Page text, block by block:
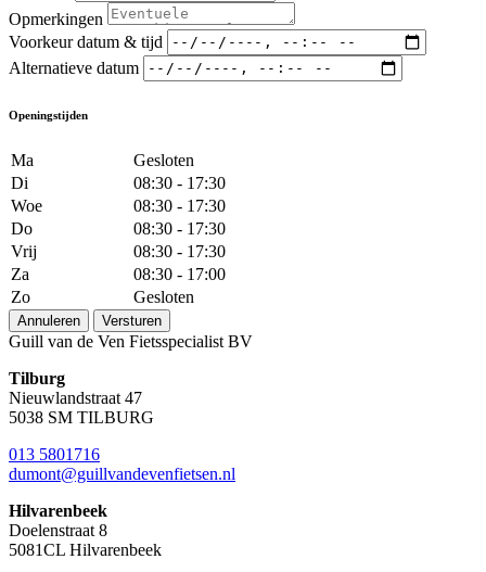
Opmerkingen
Voorkeur datum & tijd
Alternatieve datum
Openingstijden
Ma
Gesloten
Di
08:30 - 17:30
Woe
08:30 - 17:30
Do
08:30 - 17:30
Vrij
08:30 - 17:30
Za
08:30 - 17:00
Zo
Gesloten
Annuleren Versturen
Guill van de Ven Fietsspecialist BV
Tilburg
Nieuwlandstraat 47
5038 SM TILBURG
013 5801716
dumont@guillvandevenfietsen.nl
Hilvarenbeek
Doelenstraat 8
5081CL Hilvarenbeek